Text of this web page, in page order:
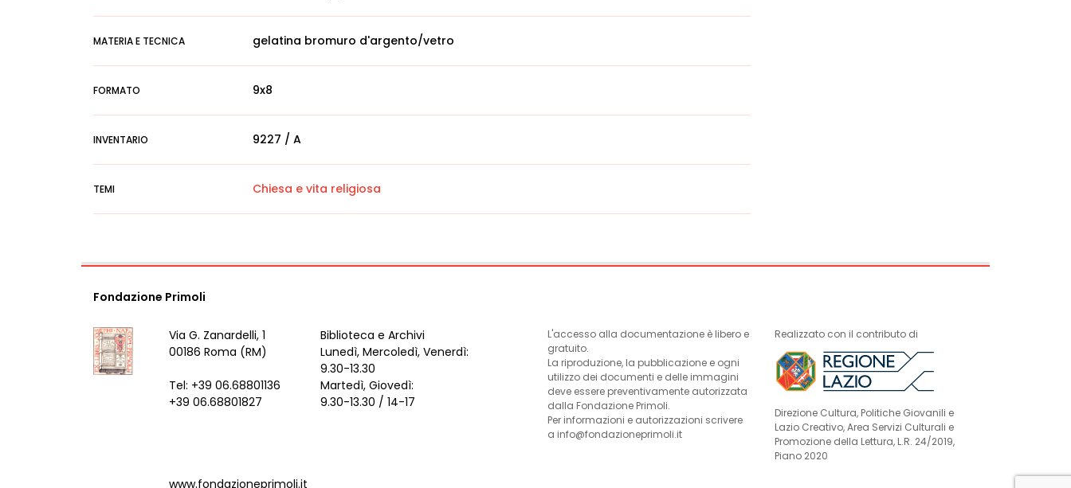
MATERIA E TECNICA gelatina bromuro d'argento/vetro
FORMATO 9x8
INVENTARIO 9227 / A
TEMI Chiesa e vita religiosa
Fondazione Primoli
Via G. Zanardelli, 1
00186 Roma (RM)
Tel: +39 06.68801136
+39 06.68801827
Biblioteca e Archivi
Lunedì, Mercoledì, Venerdì:
9.30-13.30
Martedì, Giovedì:
9.30-13.30 / 14-17
L'accesso alla documentazione è libero e
gratuito.
La riproduzione, la pubblicazione e ogni
utilizzo dei documenti e delle immagini
deve essere preventivamente autorizzata
dalla Fondazione Primoli.
Per informazioni e autorizzazioni scrivere
a info@fondazioneprimoli.it
Realizzato con il contributo di
Direzione Cultura, Politiche Giovanili e
Lazio Creativo, Area Servizi Culturali e
Promozione della Lettura, L.R. 24/2019,
Piano 2020
www.fondazioneprimoli.it